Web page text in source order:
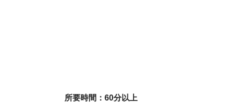
所要時間： 60分以上